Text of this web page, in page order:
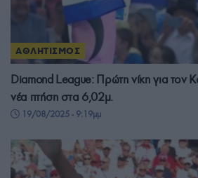
ΑΘΛΗΤΙΣΜΟΣ
Diamond League: Πρώτη νίκη για τον
νέα πτήση στα 6,02μ.
19/08/2025 - 9:19μμ